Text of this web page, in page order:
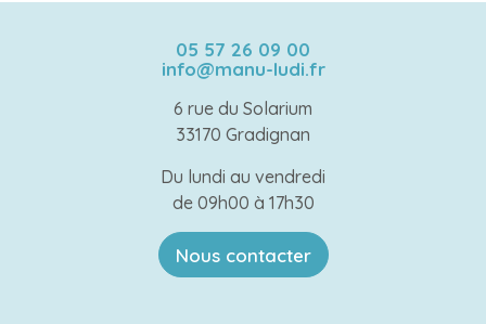
05 57 26 09 00
info@manu-ludi.fr
6 rue du Solarium
33170 Gradignan
Du lundi au vendredi
de 09h00 à 17h30
Nous contacter